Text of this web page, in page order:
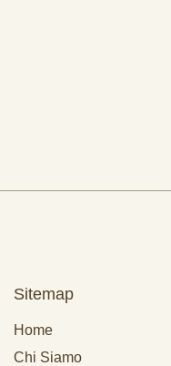
Sitemap
Home
Chi Siamo